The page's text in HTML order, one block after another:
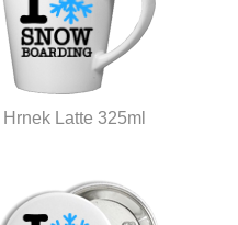
Hrnek Latte 325ml